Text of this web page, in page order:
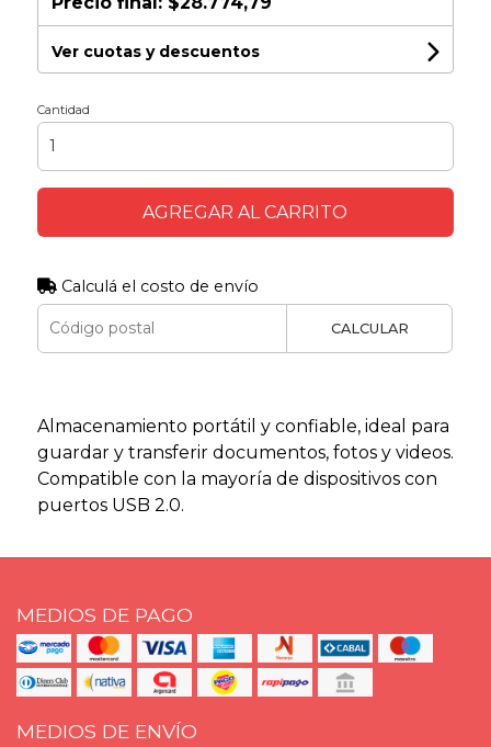
Ver cuotas y descuentos
Cantidad
AGREGAR AL CARRITO
Calculá el costo de envío
CALCULAR
Almacenamiento portátil y confiable, ideal para
guardar y transferir documentos, fotos y videos.
Compatible con la mayoría de dispositivos con
puertos USB 2.0.
MEDIOS DE PAGO
MEDIOS DE ENVÍO